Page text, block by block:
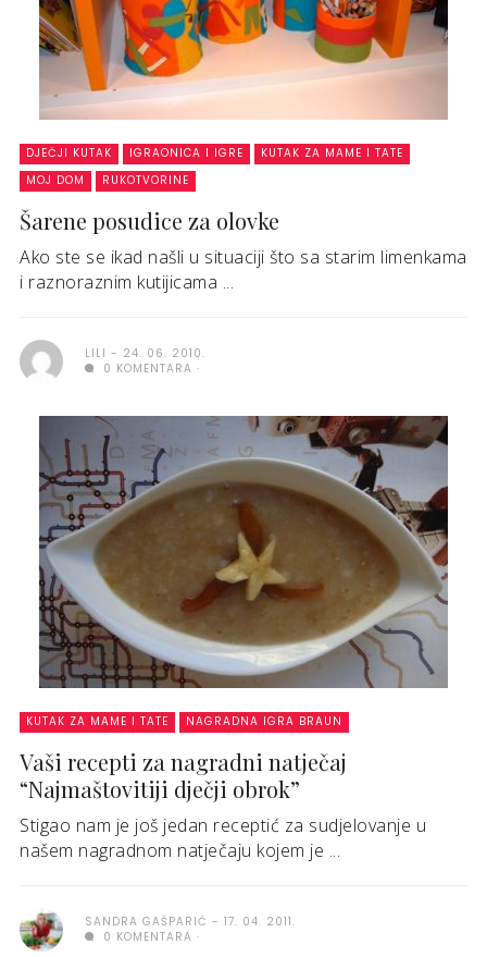
DJEČJI KUTAK IGRAONICA I IGRE
KUTAK ZA MAME I TATE
MOJ DOM
RUKOTVORINE
Šarene posudice za olovke
Ako ste se ikad našli u situaciji što sa starim limenkama
i raznoraznim kutijicama ...
LILI
24. 06. 2010.
0 KOMENTARA
KUTAK ZA MAME I TATE NAGRADNA IGRA BRAUN
Vaši recepti za nagradni natječaj
“Najmaštovitiji dječji obrok”
Stigao nam je još jedan receptić za sudjelovanje u
našem nagradnom natječaju kojem je ...
SANDRA GAŠPARIĆ
17. 04. 2011.
0 KOMENTARA